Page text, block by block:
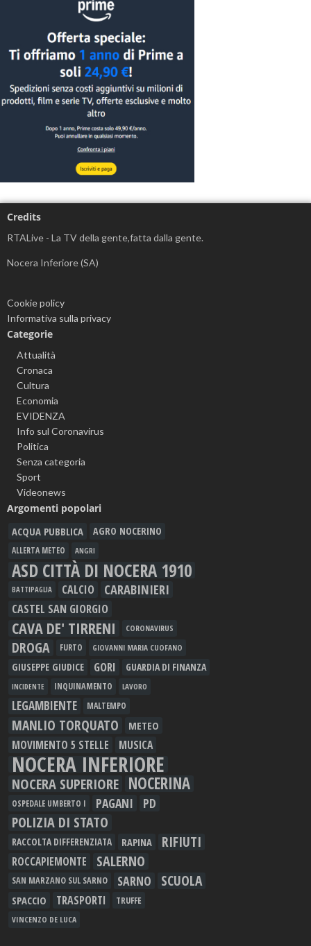
Credits
RTALive - La TV della gente,fatta dalla gente.
Nocera Inferiore (SA)
Cookie policy
Informativa sulla privacy
Categorie
Attualità
Cronaca
Cultura
Economia
EVIDENZA
Info sul Coronavirus
Politica
Senza categoria
Sport
Videonews
Argomenti popolari
ACQUA PUBBLICA AGRO NOCERINO
ALLERTA METEO ANGRI
ASD CITTÀ DI NOCERA 1910
BATTIPAGLIA CALCIO CARABINIERI
CASTEL SAN GIORGIO
CAVA DE' TIRRENI CORONAVIRUS
DROGA FURTO GIOVANNI MARIA CUOFANO
GIUSEPPE GIUDICE GORI GUARDIA DI FINANZA
INCIDENTE INQUINAMENTO LAVORO
LEGAMBIENTE MALTEMPO
MANLIO TORQUATO METEO
MOVIMENTO 5 STELLE MUSICA
NOCERA INFERIORE
NOCERA SUPERIORE NOCERINA
OSPEDALE UMBERTO I PAGANI PD
POLIZIA DI STATO
RACCOLTA DIFFERENZIATA RAPINA RIFIUTI
ROCCAPIEMONTE SALERNO
SAN MARZANO SUL SARNO SARNO SCUOLA
SPACCIO TRASPORTI TRUFFE
VINCENZO DE LUCA